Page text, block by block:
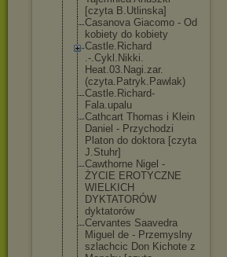
[czyta B.Utlinska]
Casanova Giacomo - Od
kobiety do kobiety
Castle.Richard
.-.Cykl.Nikki.
Heat.03.Nagi.zar.
(czyta.Patryk.Pawlak)
Castle.Richard-
Fala.upalu
Cathcart Thomas i Klein
Daniel - Przychodzi
Platon do doktora [czyta
J.Stuhr]
Cawthorne Nigel -
ŻYCIE EROTYCZNE
WIELKICH
DYKTATORÓW
dyktatorów
Cervantes Saavedra
Miguel de - Przemyslny
szlachcic Don Kichote z